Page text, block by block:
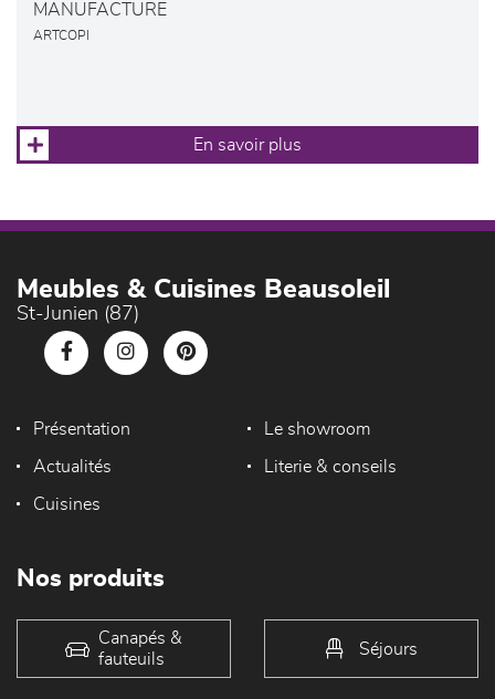
MANUFACTURE
ARTCOPI
En savoir plus
Meubles & Cuisines Beausoleil
St-Junien (87)
Présentation Le showroom
Actualités Literie & conseils
Cuisines
Nos produits
Canapés &
fauteuils
Séjours